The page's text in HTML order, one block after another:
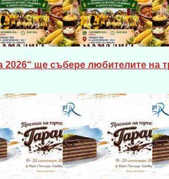
ще събере любителите на